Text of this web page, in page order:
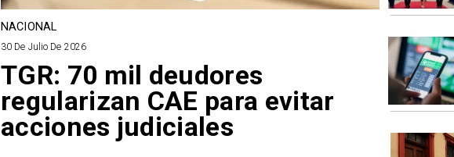
NACIONAL
30 De Julio De 2026
TGR: 70 mil deudores
regularizan CAE para evitar
acciones judiciales